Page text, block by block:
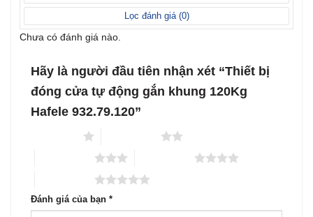
sao
Lọc đánh giá (0)
Chưa có đánh giá nào.
Hãy là người đầu tiên nhận xét “Thiết bị
đóng cửa tự động gắn khung 120Kg
Hafele 932.79.120”
Đánh giá của bạn *